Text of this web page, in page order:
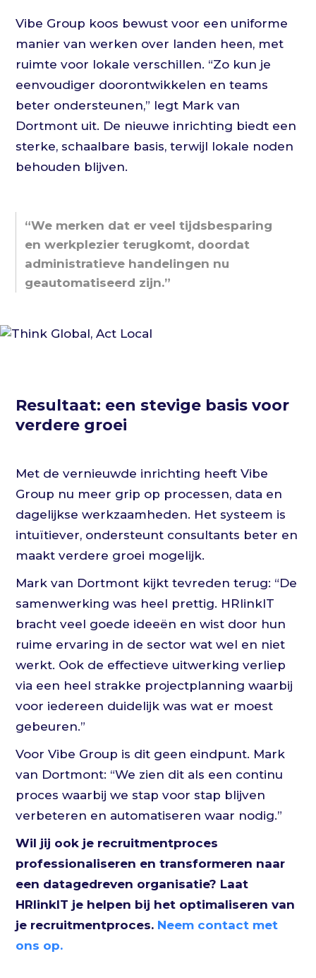
Vibe Group koos bewust voor een uniforme
manier van werken over landen heen, met
ruimte voor lokale verschillen. “Zo kun je
eenvoudiger doorontwikkelen en teams
beter ondersteunen,” legt Mark van
Dortmont uit. De nieuwe inrichting biedt een
sterke, schaalbare basis, terwijl lokale noden
behouden blijven.
“We merken dat er veel tijdsbesparing
en werkplezier terugkomt, doordat
administratieve handelingen nu
geautomatiseerd zijn.”
Resultaat: een stevige basis voor
verdere groei
Met de vernieuwde inrichting heeft Vibe
Group nu meer grip op processen, data en
dagelijkse werkzaamheden. Het systeem is
intuïtiever, ondersteunt consultants beter en
maakt verdere groei mogelijk.
Mark van Dortmont kijkt tevreden terug: “De
samenwerking was heel prettig. HRlinkIT
bracht veel goede ideeën en wist door hun
ruime ervaring in de sector wat wel en niet
werkt. Ook de effectieve uitwerking verliep
via een heel strakke projectplanning waarbij
voor iedereen duidelijk was wat er moest
gebeuren.”
Voor Vibe Group is dit geen eindpunt. Mark
van Dortmont: “We zien dit als een continu
proces waarbij we stap voor stap blijven
verbeteren en automatiseren waar nodig.”
Wil jij ook je recruitmentproces
professionaliseren en transformeren naar
een datagedreven organisatie? Laat
HRlinkIT je helpen bij het optimaliseren van
je recruitmentproces. Neem contact met
ons op.